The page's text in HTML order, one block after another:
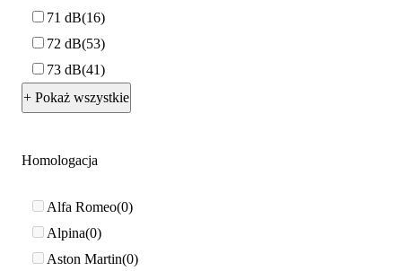
71 dB 16
72 dB 53
73 dB 41
+ Pokaż wszystkie
Homologacja
Alfa Romeo 0
Alpina 0
Aston Martin 0